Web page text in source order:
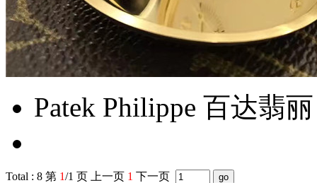
Patek Philippe 百达翡
Total : 8 第 1/1 页 上一页 1 下一页